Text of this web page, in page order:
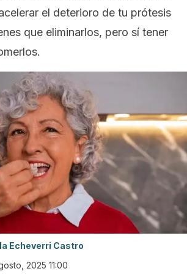
el deterioro de tu prótesis
que eliminarlos, pero sí tener
Echeverri Castro
2025 11:00